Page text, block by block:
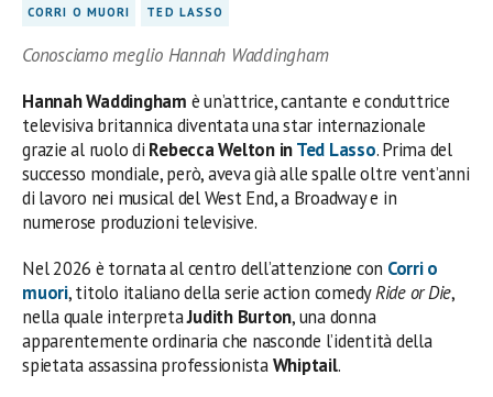
CORRI O MUORI TED LASSO
Conosciamo meglio Hannah Waddingham
Hannah Waddingham è un’attrice, cantante e conduttrice
televisiva britannica diventata una star internazionale
grazie al ruolo di Rebecca Welton inTed Lasso. Prima del
successo mondiale, però, aveva già alle spalle oltre vent’anni
di lavoro nei musical del West End, a Broadway e in
numerose produzioni televisive.
Nel 2026 è tornata al centro dell’attenzione con Corri o
muori, titolo italiano della serie action comedyRide or Die,
nella quale interpretaJudith Burton, una donna
apparentemente ordinaria che nasconde l’identità della
spietata assassina professionistaWhiptail.